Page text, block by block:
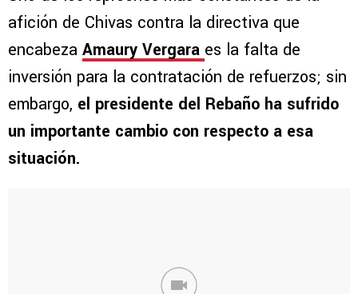
afición de Chivas contra la directiva que
encabeza Amaury Vergara es la falta de
inversión para la contratación de refuerzos; sin
embargo, el presidente del Rebaño ha sufrido
un importante cambio con respecto a esa
situación.